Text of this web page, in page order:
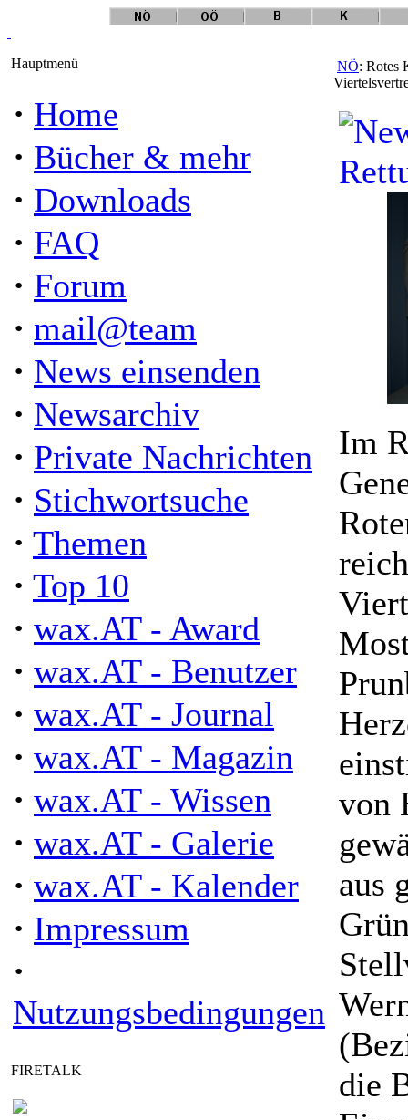
Hauptmenü
· Home
· Bücher & mehr
· Downloads
· FAQ
· Forum
· mail@team
· News einsenden
· Newsarchiv
· Private Nachrichten
· Stichwortsuche
· Themen
· Top 10
· wax.AT - Award
· wax.AT - Benutzer
· wax.AT - Journal
· wax.AT - Magazin
· wax.AT - Wissen
· wax.AT - Galerie
· wax.AT - Kalender
· Impressum
·
Nutzungsbedingungen
FIRETALK
NÖ: Rotes
Im
von
aus
die